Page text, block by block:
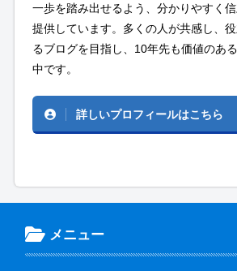
一歩を踏み出せるよう、分かりやすく
提供しています。多くの人が共感し、
るブログを目指し、10年先も価値のあ
中です。
詳しいプロフィールはこちら
メニュー